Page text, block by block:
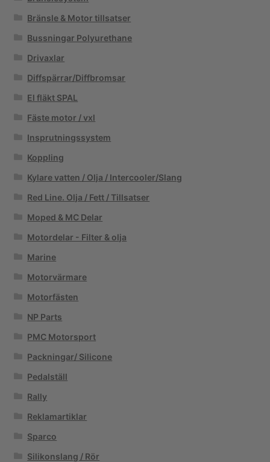
Bränsle & Motor tillsatser
Bussningar Polyurethane
Drivaxlar
Diffspärrar/Diffbromsar
El fläkt SPAL
Fäste motor / vxl
Insprutningssystem
Koppling
Kylare vatten / Olja / Intercooler/Slang
Red Line. Olja / Fett / Tillsatser
Moped & MC Delar
Motordelar - Filter & olja
Marine
Motorvärmare
Motorfästen
NP Parts
PMC Motorsport
Packningar/ Silicone
Pedalställ
Rally
Reklamartiklar
Sparco
Silikonslang / Rör